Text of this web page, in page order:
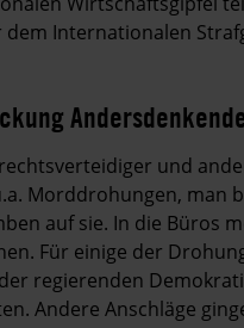
dem Internationalen
und
Morddrohungen, man
auf sie. In die Büros
Für einige der
regierenden
Andere Anschläge